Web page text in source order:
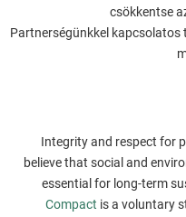
csökkentse
Partnerségünkkel
Integrity and respect for
believe that social and
essential for long-term
Compact is a voluntary